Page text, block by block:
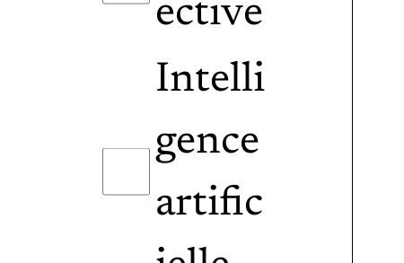
ective
Intelli
gence
artific